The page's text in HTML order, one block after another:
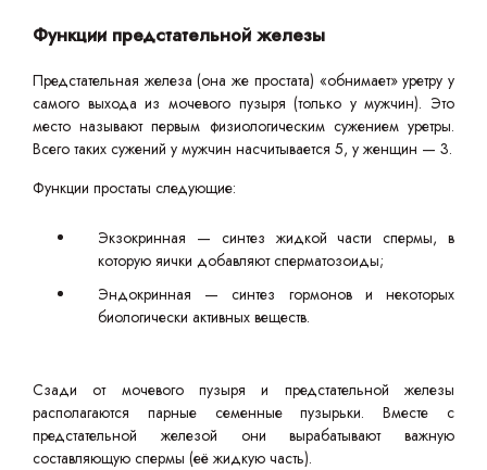
Функции предстательной железы
Предстательная железа (она же простата) «обнимает» уретру у
самого выхода из мочевого пузыря (только у мужчин). Это
место называют первым физиологическим сужением уретры.
Всего таких сужений у мужчин насчитывается 5, у женщин — 3.
Функции простаты следующие:
Экзокринная — синтез жидкой части спермы, в
которую яички добавляют сперматозоиды;
Эндокринная — синтез гормонов и некоторых
биологически активных веществ.
Сзади от мочевого пузыря и предстательной железы
располагаются парные семенные пузырьки. Вместе с
предстательной железой они вырабатывают важную
составляющую спермы (её жидкую часть).